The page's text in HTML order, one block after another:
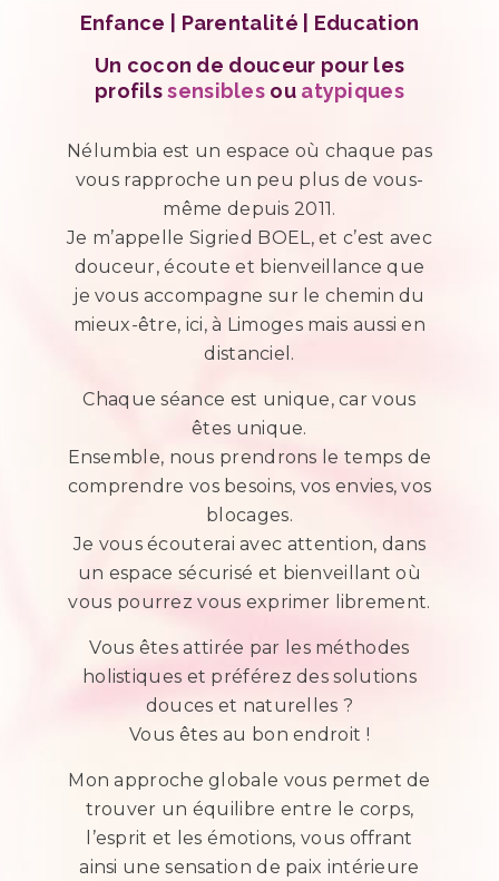
Enfance | Parentalité | Education
Un cocon de douceur pour les
profilssensibles ou atypiques
Nélumbia est un espace où chaque pas
vous rapproche un peu plus de vous-
même depuis 2011.
Je m’appelle Sigried BOEL, et c’est avec
douceur, écoute et bienveillance que
je vous accompagne sur le chemin du
mieux-être, ici, à Limoges mais aussi en
distanciel.
Chaque séance est unique, car vous
êtes unique.
Ensemble, nous prendrons le temps de
comprendre vos besoins, vos envies, vos
blocages.
Je vous écouterai avec attention, dans
un espace sécurisé et bienveillant où
vous pourrez vous exprimer librement.
Vous êtes attirée par les méthodes
holistiques et préférez des solutions
douces et naturelles ?
Vous êtes au bon endroit !
Mon approche globale vous permet de
trouver un équilibre entre le corps,
l’esprit et les émotions, vous offrant
ainsi une sensation de paix intérieure